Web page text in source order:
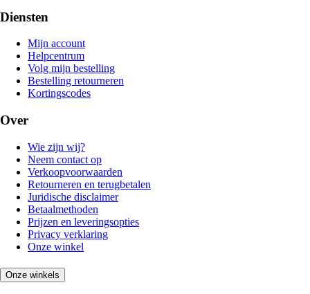
Diensten
Mijn account
Helpcentrum
Volg mijn bestelling
Bestelling retourneren
Kortingscodes
Over
Wie zijn wij?
Neem contact op
Verkoopvoorwaarden
Retourneren en terugbetalen
Juridische disclaimer
Betaalmethoden
Prijzen en leveringsopties
Privacy verklaring
Onze winkel
Onze winkels